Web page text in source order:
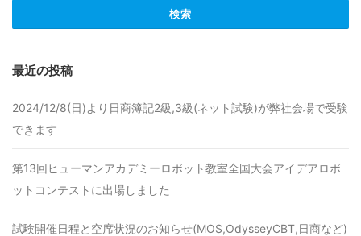
最近の投稿
2024/12/8(日)より日商簿記2級,3級(ネット試験)が弊社会場で受験
できます
第13回ヒューマンアカデミーロボット教室全国大会アイデアロボ
ットコンテストに出場しました
試験開催日程と空席状況のお知らせ(MOS,OdysseyCBT,日商など)